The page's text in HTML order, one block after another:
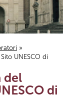
»
UNESCO di
del
di